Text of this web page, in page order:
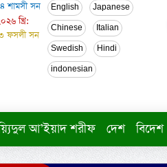
শামসী সন
খ্রি:
ফসলী সন
English Japanese
Chinese Italian
Swedish Hindi
indonesian
আ’ইয়াদ শরীফ দেশ বিদেশ